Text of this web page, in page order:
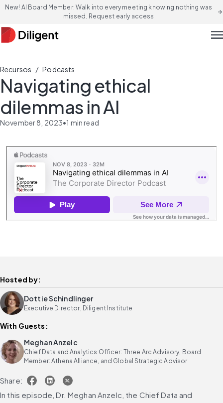
New! AI Board Member: Walk into every meeting knowing nothing was
missed. Request early access
arrow_forward
Recursos / Podcasts
Navigating ethical
dilemmas in AI
November 8, 2023•1 min read
Hosted by:
Dottie Schindlinger
Executive Director, Diligent Institute
With Guests:
Meghan Anzelc
Chief Data and Analytics Officer: Three Arc Advisory, Board
Member: Athena Alliance, and Global Strategic Advisor
Share:
In this episode, Dr. Meghan Anzelc, the Chief Data and